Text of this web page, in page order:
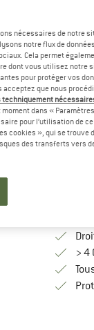
EU27-
Guide
Délai de
Quantité:
>
nécessaires de notre
notre flux de
Cela permet
dont vous utilisez notre
pour protéger vos
que nous
techniquement
dans «
pour l’utilisation de
cookies », qui se trouve
des transferts vers